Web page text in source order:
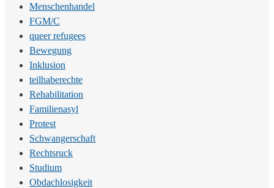
Menschenhandel
FGM/C
queer refugees
Bewegung
Inklusion
teilhaberechte
Rehabilitation
Familienasyl
Protest
Schwangerschaft
Rechtsruck
Studium
Obdachlosigkeit